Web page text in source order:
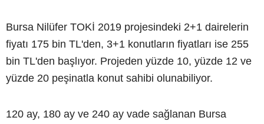
Bursa Nilüfer TOKİ 2019 projesindeki 2+1 dairelerin
fiyatı 175 bin TL'den, 3+1 konutların fiyatları ise 255
bin TL'den başlıyor. Projeden yüzde 10, yüzde 12 ve
yüzde 20 peşinatla konut sahibi olunabiliyor.
120 ay, 180 ay ve 240 ay vade sağlanan Bursa